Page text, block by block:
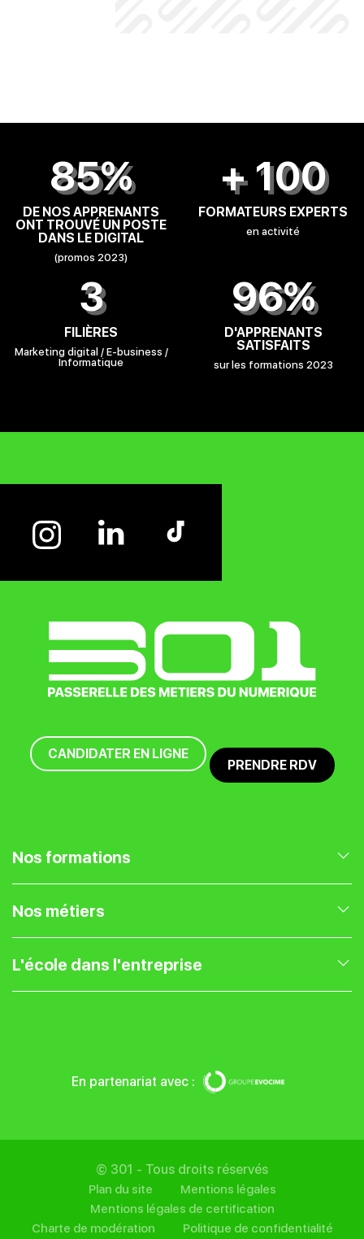
85%
DE NOS APPRENANTS
ONT TROUVÉ UN POSTE
DANS LE DIGITAL
(promos 2023)
+ 100
FORMATEURS EXPERTS
en activité
3
FILIÈRES
Marketing digital / E-business /
Informatique
96%
D'APPRENANTS
SATISFAITS
sur les formations 2023
CANDIDATER EN LIGNE
PRENDRE RDV
Nos formations
Nos formations en Marketing Digital
Nos formations en Gestion de projet
Nos métiers
Expert Webmarketing
Rédacteur Web
L'école dans l'entreprise
Financer sa formation
En partenariat avec :
© 301 - Tous droits réservés
Plan du site
Mentions légales
Mentions légales de certification
Charte de modération
Politique de confidentialité